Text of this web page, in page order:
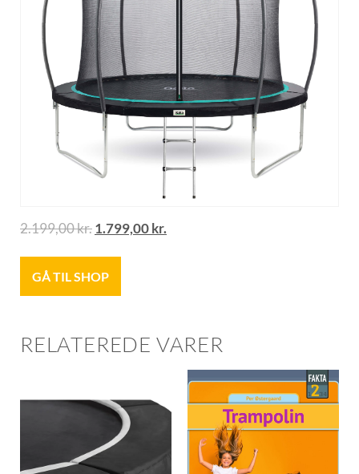
2.199,00kr.1.799,00kr.
GÅ TIL SHOP
RELATEREDE VARER